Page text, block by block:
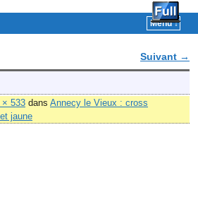
Menu ↓
Suivant →
× 533 dans Annecy le Vieux : cross
jaune